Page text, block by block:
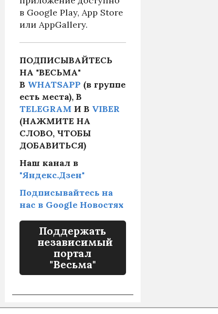
в Google Play, App Store
или AppGallery.
ПОДПИСЫВАЙТЕСЬ
НА "ВЕСЬМА"
В WHATSAPP (в группе
есть места), В
TELEGRAM И В VIBER
(НАЖМИТЕ НА
СЛОВО, ЧТОБЫ
ДОБАВИТЬСЯ)
Наш канал в
"Яндекс.Дзен"
Подписывайтесь на
нас в Google Новостях
Поддержать
независимый
портал
"Весьма"